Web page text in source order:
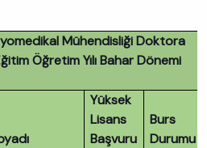
Mühendisliği Doktora
Öğretim Yılı Bahar Dönemi
Yüksek
Lisans
Başvuru
Burs
Durumu